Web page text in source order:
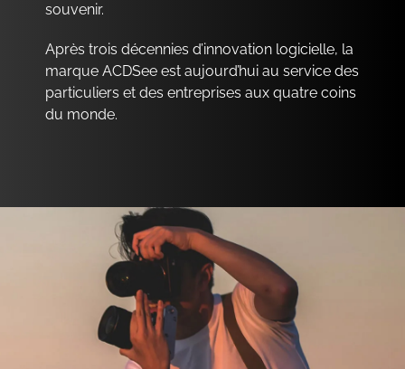
souvenir.
Après trois décennies d’innovation logicielle, la
marque ACDSee est aujourd’hui au service des
particuliers et des entreprises aux quatre coins
du monde.